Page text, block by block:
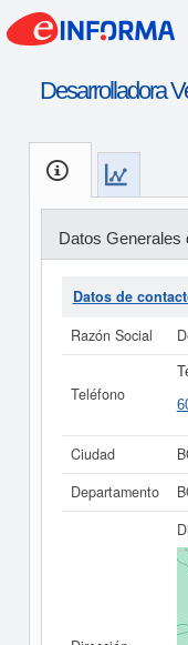
Desarrolladora
Datos Generales
Datos de
Razón Social
Teléfono
Ciudad
Departamento